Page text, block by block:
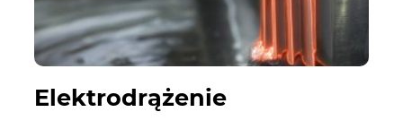
Elektrodrążenie